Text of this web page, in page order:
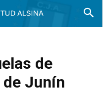
de
Junín